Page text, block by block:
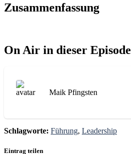
Zusammenfassung
On Air in dieser Episode
Maik Pfingsten
Schlagworte: Führung, Leadership
Eintrag teilen